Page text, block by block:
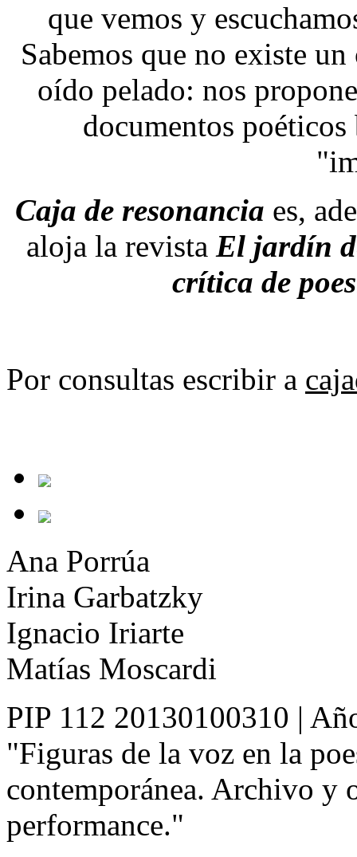
que vemos y
Sabemos que no existe
oído pelado: nos
documentos
Caja de resonancia es,
aloja la revista El jardín
crítica de
Por consultas escribir a
Ana Porrúa
Irina Garbatzky
Ignacio Iriarte
Matías Moscardi
PIP 112 20130100310 |
"Figuras de la voz en la
contemporánea. Archivo y
performance."